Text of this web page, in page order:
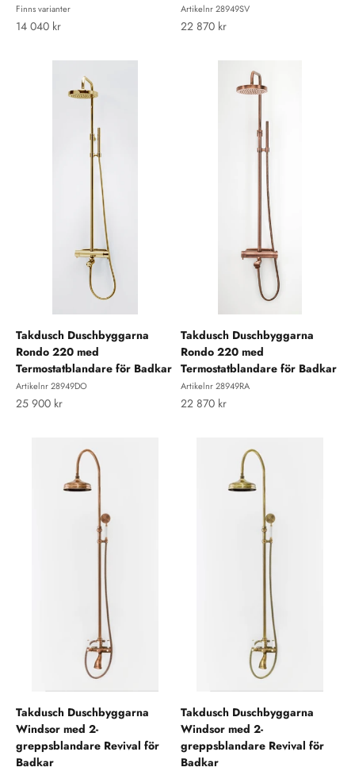
Finns varianter
REA-pris
14 040 kr
Artikelnr 28949SV
REA-pris
22 870 kr
Takdusch Duschbyggarna
Rondo 220 med
Termostatblandare för Badkar
Artikelnr 28949DO
REA-pris
25 900 kr
Takdusch Duschbyggarna
Rondo 220 med
Termostatblandare för Badkar
Artikelnr 28949RA
REA-pris
22 870 kr
Takdusch Duschbyggarna
Windsor med 2-
greppsblandare Revival för
Badkar
Takdusch Duschbyggarna
Windsor med 2-
greppsblandare Revival för
Badkar